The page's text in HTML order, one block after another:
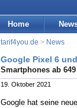
Home
tarif4you.de > News
Google Pixel 6
Smartphones ab
19. Oktober 2021
Google hat seine